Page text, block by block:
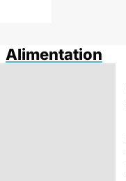
Alimentation